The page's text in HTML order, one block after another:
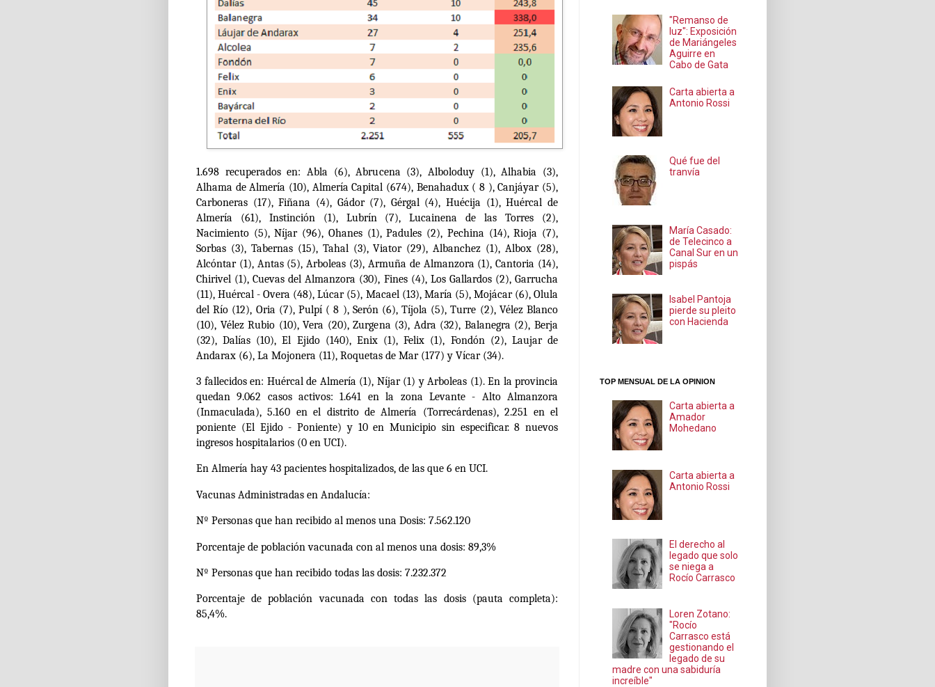
1.698 recuperados en: Abla (6), Abrucena (3), Alboloduy (1), Alhabia (3),
Alhama de Almería (10), Almería Capital (674), Benahadux ( 8 ), Canjáyar (5),
Carboneras (17), Fiñana (4), Gádor (7), Gérgal (4), Huécija (1), Huércal de
Almería (61), Instinción (1), Lubrín (7), Lucainena de las Torres (2),
Nacimiento (5), Níjar (96), Ohanes (1), Padules (2), Pechina (14), Rioja (7),
Sorbas (3), Tabernas (15), Tahal (3), Viator (29), Albanchez (1), Albox (28),
Alcóntar (1), Antas (5), Arboleas (3), Armuña de Almanzora (1), Cantoria (14),
Chirivel (1), Cuevas del Almanzora (30), Fines (4), Los Gallardos (2), Garrucha
(11), Huércal - Overa (48), Lúcar (5), Macael (13), María (5), Mojácar (6), Olula
del Río (12), Oria (7), Pulpí ( 8 ), Serón (6), Tíjola (5), Turre (2), Vélez Blanco
(10), Vélez Rubio (10), Vera (20), Zurgena (3), Adra (32), Balanegra (2), Berja
(32), Dalías (10), El Ejido (140), Enix (1), Felix (1), Fondón (2), Laujar de
Andarax (6), La Mojonera (11), Roquetas de Mar (177) y Vícar (34).
3 fallecidos en: Huércal de Almería (1), Níjar (1) y Arboleas (1). En la provincia
quedan 9.062 casos activos: 1.641 en la zona Levante - Alto Almanzora
(Inmaculada), 5.160 en el distrito de Almería (Torrecárdenas), 2.251 en el
poniente (El Ejido - Poniente) y 10 en Municipio sin especificar.8 nuevos
ingresos hospitalarios (0 en UCI).
En Almería hay 43 pacientes hospitalizados, de las que 6 en UCI.
Vacunas Administradas en Andalucía:
Nº Personas que han recibido al menos una Dosis: 7.562.120
Porcentaje de población vacunada con al menos una dosis: 89,3%
Nº Personas que han recibido todas las dosis: 7.232.372
Porcentaje de población vacunada con todas las dosis (pauta completa):
85,4%.
"Remanso de
luz": Exposición
de Mariángeles
Aguirre en
Cabo de Gata
Carta abierta a
Antonio Rossi
Qué fue del
tranvía
María Casado:
de Telecinco a
Canal Sur en un
pispás
Isabel Pantoja
pierde su pleito
con Hacienda
TOP MENSUAL DE LA OPINION
Carta abierta a
Amador
Mohedano
Carta abierta a
Antonio Rossi
El derecho al
legado que solo
se niega a
Rocío Carrasco
Loren Zotano:
"Rocío
Carrasco está
gestionando el
legado de su
madre con una sabiduría
increíble"